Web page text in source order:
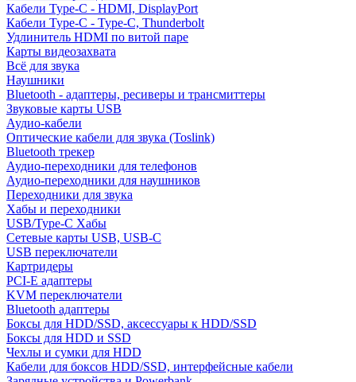
Кабели Type-C - HDMI, DisplayPort
Кабели Type-C - Type-C, Thunderbolt
Удлинитель HDMI по витой паре
Карты видеозахвата
Всё для звука
Наушники
Bluetooth - адаптеры, ресиверы и трансмиттеры
Звуковые карты USB
Аудио-кабели
Оптические кабели для звука (Toslink)
Bluetooth трекер
Аудио-переходники для телефонов
Аудио-переходники для наушников
Переходники для звука
Хабы и переходники
USB/Type-C Хабы
Сетевые карты USB, USB-C
USB переключатели
Картридеры
PCI-E адаптеры
KVM переключатели
Bluetooth адаптеры
Боксы для HDD/SSD, аксессуары к HDD/SSD
Боксы для HDD и SSD
Чехлы и сумки для HDD
Кабели для боксов HDD/SSD, интерфейсные кабели